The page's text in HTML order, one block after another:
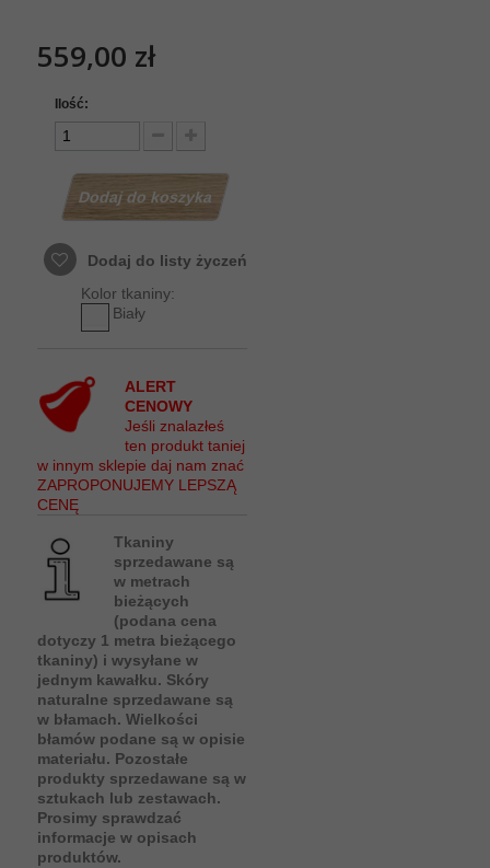
559,00 zł
Ilość:
Dodaj do koszyka
Dodaj do listy życzeń
Kolor tkaniny:
Biały
ALERT
CENOWY
Jeśli znalazłeś
ten produkt taniej
w innym sklepie daj nam znać
ZAPROPONUJEMY LEPSZĄ
CENĘ
Tkaniny
sprzedawane są
w metrach
bieżących
(podana cena
dotyczy 1 metra bieżącego
tkaniny) i wysyłane w
jednym kawałku. Skóry
naturalne sprzedawane są
w błamach. Wielkości
błamów podane są w opisie
materiału. Pozostałe
produkty sprzedawane są w
sztukach lub zestawach.
Prosimy sprawdzać
informacje w opisach
produktów.